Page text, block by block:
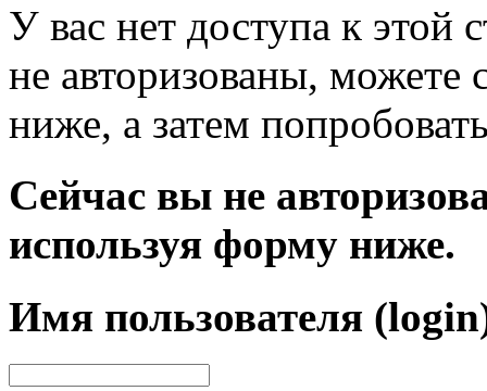
У вас нет доступа к
не авторизованы, можете
ниже, а затем
Сейчас вы не
используя форму ниже.
Имя пользователя